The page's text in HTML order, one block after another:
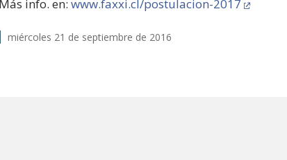
Más info. en:www.faxxi.cl/postulacion-2017
miércoles 21 de septiembre de 2016